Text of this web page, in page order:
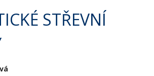
STŘEVNÍ